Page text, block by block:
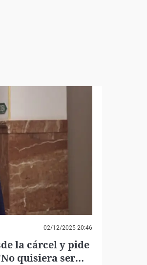
02/12/2025 20:46
la cárcel y pide
quisiera ser